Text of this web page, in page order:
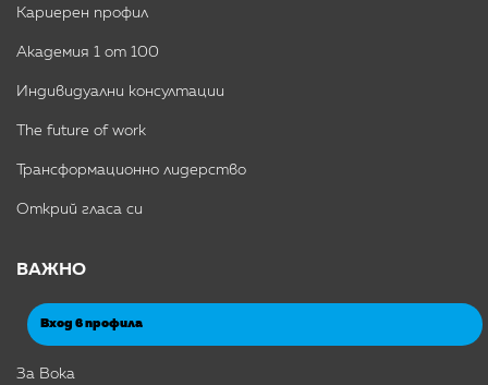
Кариерен профил
Академия 1 от 100
Индивидуални консултации
The future of work
Трансформационно лидерство
Открий гласа си
ВАЖНО
Вход в профила
За Вока